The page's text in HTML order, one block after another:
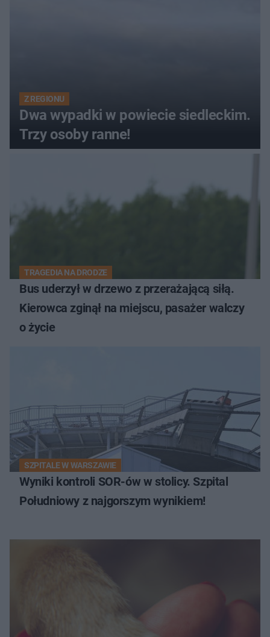
Z REGIONU
Dwa wypadki w powiecie siedleckim.
Trzy osoby ranne!
TRAGEDIA NA DRODZE
Bus uderzył w drzewo z przerażającą siłą.
Kierowca zginął na miejscu, pasażer walczy
o życie
SZPITALE W WARSZAWIE
Wyniki kontroli SOR-ów w stolicy. Szpital
Południowy z najgorszym wynikiem!